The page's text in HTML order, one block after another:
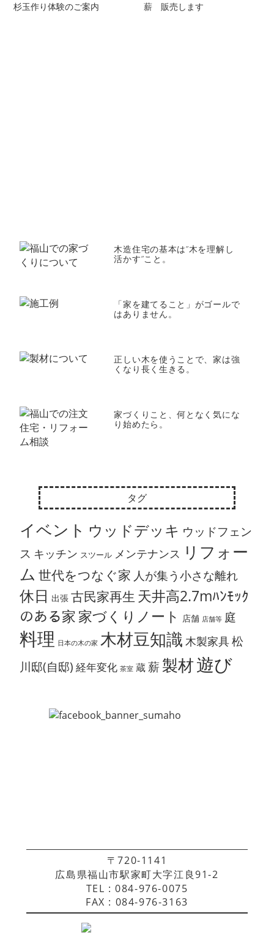
杉玉作り体験のご案内
薪 販売します
木造住宅の基本は”木を理解し
活かす”こと。
「家を建てること」がゴールで
はありません。
正しい木を使うことで、家は強
くなり長く生きる。
家づくりこと、何となく気にな
り始めたら。
タグ
イベント ウッドデッキ ウッドフェン
ス キッチン スツール メンテナンス リフォー
ム 世代をつなぐ家 人が集う小さな離れ
休日 出張 古民家再生 天井高2.7mﾊﾝﾓｯｸ
のある家 家づくりノート 店舗 店舗等 庭
料理 日本の木の家 木材豆知識 木製家具松
川邸(自邸) 経年変化 茶室 蔵 薪 製材遊び
〒720-1141
広島県福山市駅家町大字江良91-2
TEL : 084-976-0075
FAX : 084-976-3163